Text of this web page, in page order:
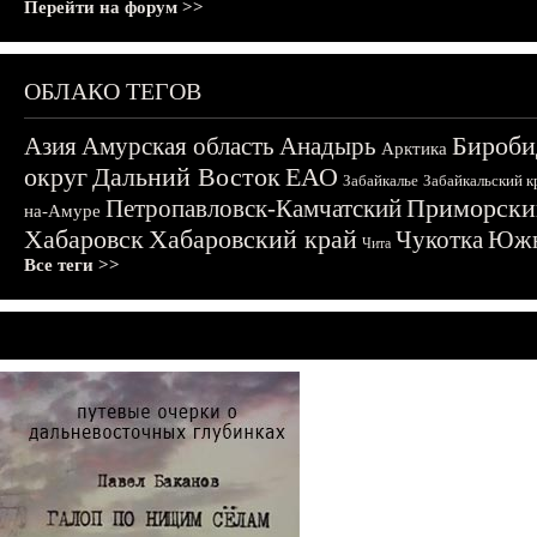
Перейти на форум >>
ОБЛАКО ТЕГОВ
АзияАмурская область Анадырь Арктика
округДальний ВостокЕАО Забайкалье Забайкальский
на-Амуре Петропавловск-Камчатский
ХабаровскХабаровский край Чита Чукотка
Все теги >>